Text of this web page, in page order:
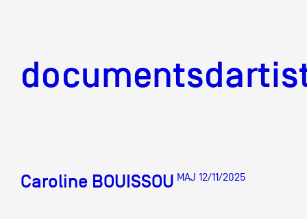
Caroline BOUISSOU MAJ 12/11/2025